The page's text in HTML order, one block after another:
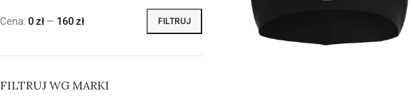
FILTRUJ
Cena: 0 zł — 160 zł
FILTRUJ WG MARKI